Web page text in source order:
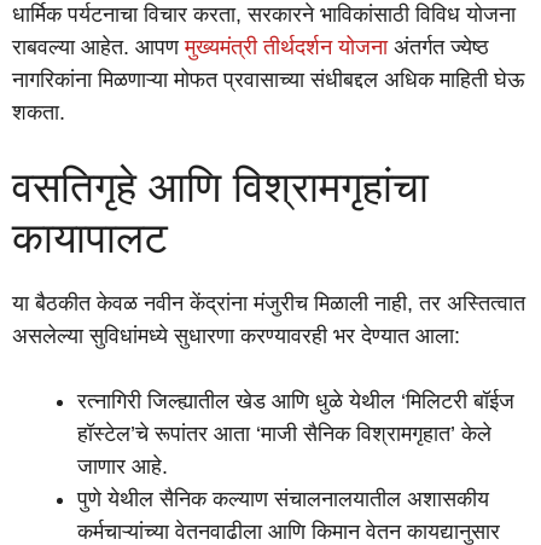
धार्मिक पर्यटनाचा विचार करता, सरकारने भाविकांसाठी विविध योजना
राबवल्या आहेत. आपणमुख्यमंत्री तीर्थदर्शन योजनाअंतर्गत ज्येष्ठ
नागरिकांना मिळणाऱ्या मोफत प्रवासाच्या संधीबद्दल अधिक माहिती घेऊ
शकता.
वसतिगृहे आणि विश्रामगृहांचा
कायापालट
या बैठकीत केवळ नवीन केंद्रांना मंजुरीच मिळाली नाही, तर अस्तित्वात
असलेल्या सुविधांमध्ये सुधारणा करण्यावरही भर देण्यात आला:
रत्नागिरी जिल्ह्यातील खेड आणि धुळे येथील ‘मिलिटरी बॉईज
हॉस्टेल’चे रूपांतर आता ‘माजी सैनिक विश्रामगृहात’ केले
जाणार आहे.
पुणे येथील सैनिक कल्याण संचालनालयातील अशासकीय
कर्मचाऱ्यांच्या वेतनवाढीला आणि किमान वेतन कायद्यानुसार